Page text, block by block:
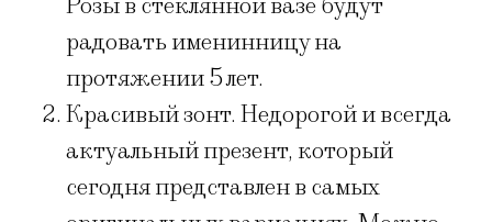
радовать именинницу на
протяжении 5 лет.
Красивый зонт. Недорогой и всегда
актуальный презент, который
сегодня представлен в самых